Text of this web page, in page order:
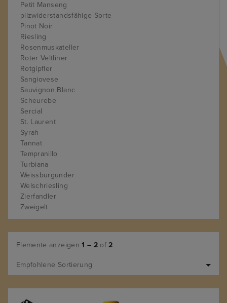
Petit Manseng
pilzwiderstandsfähige Sorte
Pinot Noir
Riesling
Rosenmuskateller
Roter Veltliner
Rotgipfler
Sangiovese
Sauvignon Blanc
Scheurebe
Sercial
St. Laurent
Syrah
Tannat
Tempranillo
Turbiana
Weissburgunder
Welschriesling
Zierfandler
Zweigelt
Elemente anzeigen1 – 2 of2
Empfohlene Sortierung